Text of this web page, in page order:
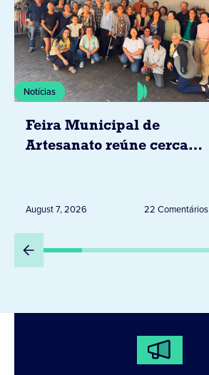
Notícias
Feira Municipal de
Artesanato reúne cerca
August 7, 2026 22 Comentários